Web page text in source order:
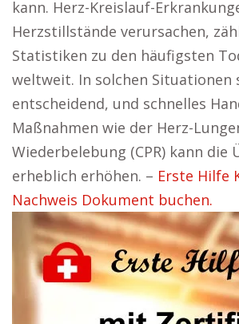
kann. Herz-Kreislauf-
Herzstillstände verursachen,
Statistiken zu den häufigsten
weltweit. In solchen Situationen
entscheidend, und schnelles
Maßnahmen wie der Herz-
Wiederbelebung (CPR) kann die
erheblich erhöhen. – Erste Hilfe
Nachweis Dokument buchen.